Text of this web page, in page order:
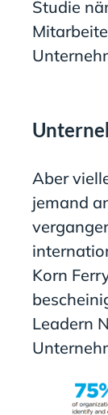
Studie
Aber
jemand
Korn
Leadern